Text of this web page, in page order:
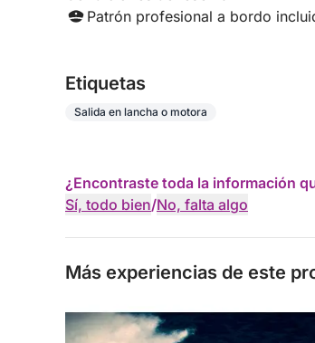
Patrón profesional a bordo
Etiquetas
Salida en lancha o motora
¿Encontraste toda la información
Sí, todo bien/No, falta algo
Más experiencias de este